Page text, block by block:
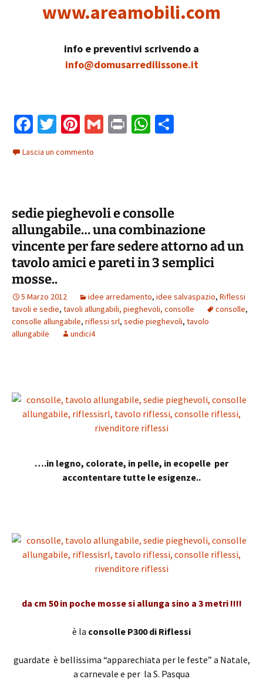
www.areamobili.com
info e preventivi scrivendo a
info@domusarredilissone.it
Fa
ce
b
k
T
tt
Pi
nt
er
G
Pr W
p di
Lascia un commento
sedie pieghevoli e consolle
allungabile… una combinazione
vincente per fare sedere attorno ad un
tavolo amici e pareti in 3 semplici
mosse..
5 Marzo 2012 idee arredamento, idee salvaspazio, Riflessi
tavoli e sedie, tavoli allungabili, pieghevoli, consolle consolle,
consolle allungabile, riflessi srl, sedie pieghevoli, tavolo
allungabile
undici4
….in legno, colorate, in pelle, in ecopelle per
accontentare tutte le esigenze..
da cm 50 in poche mosse si allunga sino a 3 metri !!!!
è la consolle P300 di Riflessi
guardate è bellissima “apparechiata per le feste” a Natale,
a carnevale e per la S. Pasqua